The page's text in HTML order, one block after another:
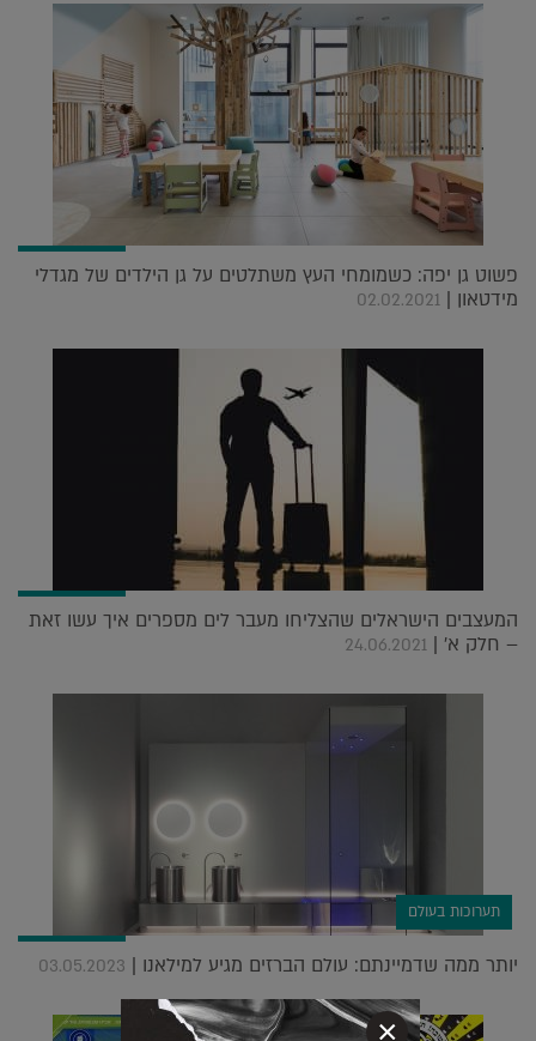
פשוט גן יפה: כשמומחי העץ משתלטים על גן הילדים של מגדלי
מידטאון | 02.02.2021
המעצבים הישראלים שהצליחו מעבר לים מספרים איך עשו זאת
– חלק א' | 24.06.2021
תערוכות בעולם
יותר ממה שדמיינתם: עולם הברזים מגיע למילאנו | 03.05.2023
×